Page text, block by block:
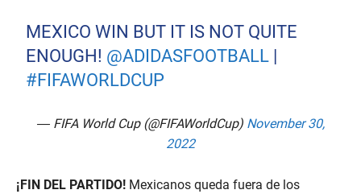
MEXICO WIN BUT IT IS NOT QUITE
ENOUGH! @ADIDASFOOTBALL |
#FIFAWORLDCUP
— FIFA World Cup (@FIFAWorldCup) November 30,
2022
¡FIN DEL PARTIDO! Mexicanos queda fuera de los